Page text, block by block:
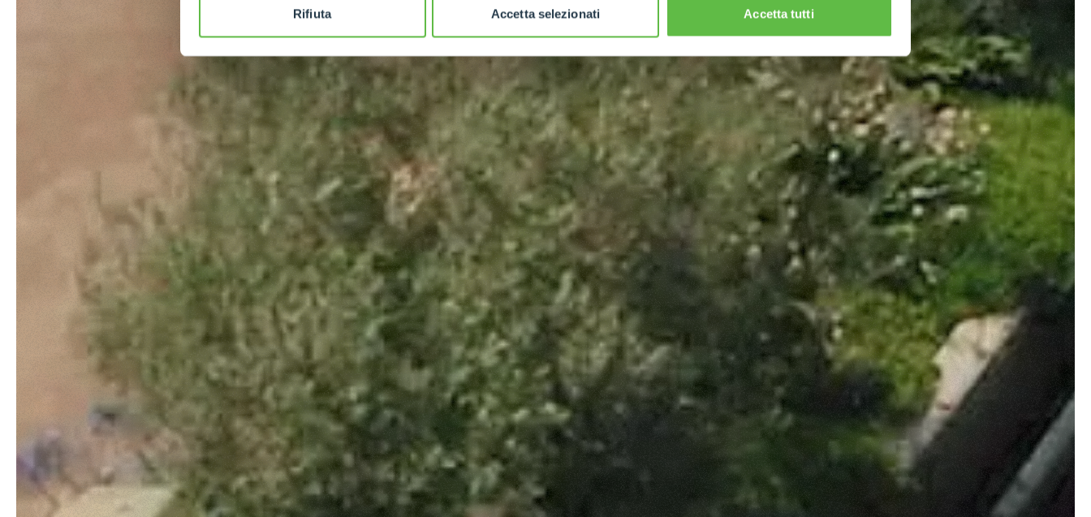
Rifiuta Accetta selezionati Accetta tutti